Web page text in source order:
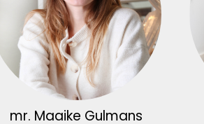
mr. Maaike Gulmans